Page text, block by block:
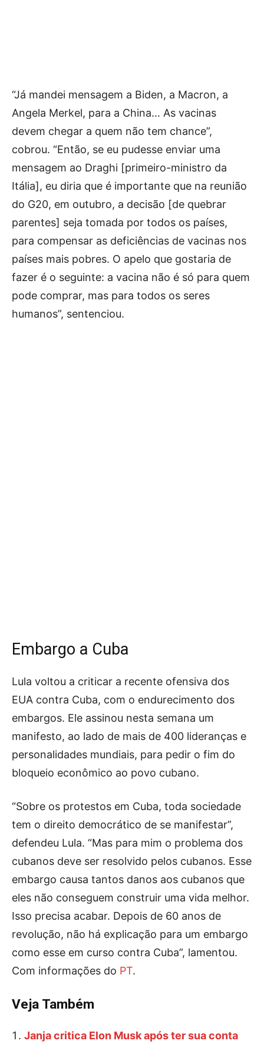
“Já mandei mensagem a Biden, a Macron, a
Angela Merkel, para a China… As vacinas
devem chegar a quem não tem chance”,
cobrou. “Então, se eu pudesse enviar uma
mensagem ao Draghi [primeiro-ministro da
Itália], eu diria que é importante que na reunião
do G20, em outubro, a decisão [de quebrar
parentes] seja tomada por todos os países,
para compensar as deficiências de vacinas nos
países mais pobres. O apelo que gostaria de
fazer é o seguinte: a vacina não é só para quem
pode comprar, mas para todos os seres
humanos”, sentenciou.
Embargo a Cuba
Lula voltou a criticar a recente ofensiva dos
EUA contra Cuba, com o endurecimento dos
embargos. Ele assinou nesta semana um
manifesto, ao lado de mais de 400 lideranças e
personalidades mundiais, para pedir o fim do
bloqueio econômico ao povo cubano.
“Sobre os protestos em Cuba, toda sociedade
tem o direito democrático de se manifestar”,
defendeu Lula. “Mas para mim o problema dos
cubanos deve ser resolvido pelos cubanos. Esse
embargo causa tantos danos aos cubanos que
eles não conseguem construir uma vida melhor.
Isso precisa acabar. Depois de 60 anos de
revolução, não há explicação para um embargo
como esse em curso contra Cuba”, lamentou.
Com informações do PT.
Veja Também
Janja critica Elon Musk após ter sua conta